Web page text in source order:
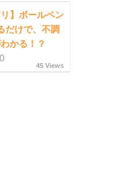
リ】ボールペン
だけで、不調
かる！？
45 Views